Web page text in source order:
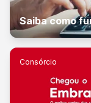
Saiba como
Consórcio